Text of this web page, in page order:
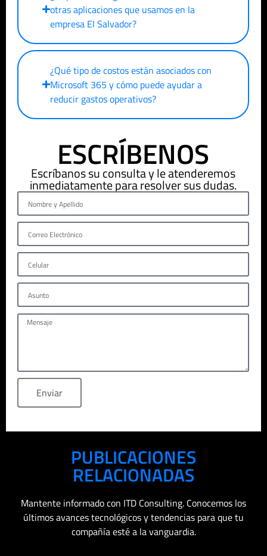
otras aplicaciones que usamos en la
empresa El Salvador?
¿Qué tipo de costos están asociados con
Microsoft 365 y cómo puede ayudar a
reducir gastos operativos?
ESCRÍBENOS
Escríbanos su consulta y le atenderemos
inmediatamente para resolver sus dudas.
Enviar
PUBLICACIONES
RELACIONADAS
Mantente informado con ITD Consulting. Conocemos los
últimos avances tecnológicos y tendencias para que tu
compañía esté a la vanguardia.